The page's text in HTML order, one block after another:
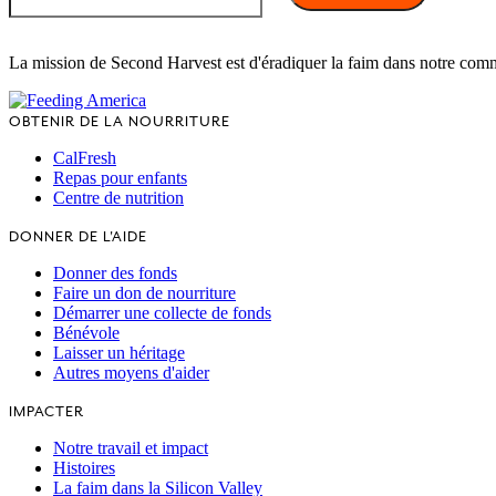
La mission de Second Harvest est d'éradiquer la faim dans notre
OBTENIR DE LA NOURRITURE
CalFresh
Repas pour enfants
Centre de nutrition
DONNER DE L'AIDE
Donner des fonds
Faire un don de nourriture
Démarrer une collecte de fonds
Bénévole
Laisser un héritage
Autres moyens d'aider
IMPACTER
Notre travail et impact
Histoires
La faim dans la Silicon Valley